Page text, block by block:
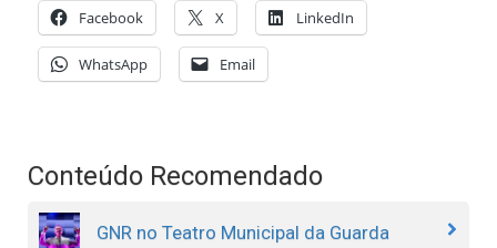
Facebook X LinkedIn
WhatsApp Email
Conteúdo Recomendado
GNR no Teatro Municipal da Guarda